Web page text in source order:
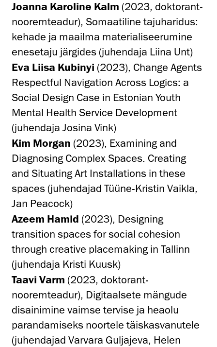
Joanna Karoline Kalm (2023, doktorant-
nooremteadur), Somaatiline tajuharidus:
kehade ja maailma materialiseerumine
enesetaju järgides (juhendaja Liina Unt)
Eva Liisa Kubinyi (2023), Change Agents
Respectful Navigation Across Logics: a
Social Design Case in Estonian Youth
Mental Health Service Development
(juhendaja Josina Vink)
Kim Morgan (2023), Examining and
Diagnosing Complex Spaces. Creating
and Situating Art Installations in these
spaces (juhendajad Tüüne-Kristin Vaikla,
Jan Peacock)
Azeem Hamid (2023), Designing
transition spaces for social cohesion
through creative placemaking in Tallinn
(juhendaja Kristi Kuusk)
Taavi Varm (2023, doktorant-
nooremteadur), Digitaalsete mängude
disainimine vaimse tervise ja heaolu
parandamiseks noortele täiskasvanutele
(juhendajad Varvara Guljajeva, Helen